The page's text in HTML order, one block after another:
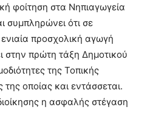
φοίτηση στα Νηπιαγωγεία
συμπληρώνει ότι σε
προσχολική αγωγή
στην πρώτη τάξη Δημοτικού
της Τοπικής
της οποίας και εντάσσεται.
η ασφαλής στέγαση